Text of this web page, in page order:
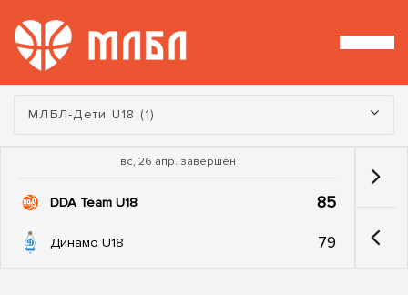
Турнир:
МЛБЛ-Дети U18 (1)
вс, 26 апр. завершен
DDA Team U18 85
Динамо U18 79